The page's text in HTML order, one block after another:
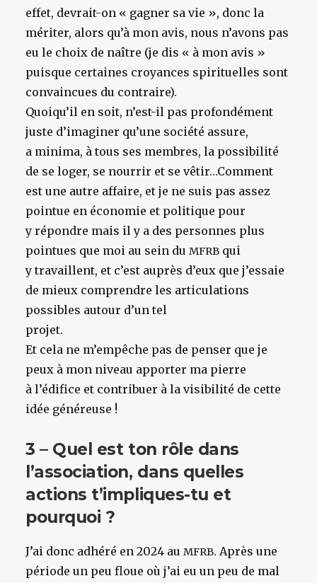
effet, devrait-on « gagner sa vie », donc la
mériter, alors qu’à mon avis, nous n’avons pas
eu le choix de naître (je dis « à mon avis »
puisque certaines croyances spirituelles sont
convaincues du contraire).
Quoiqu’il en soit, n’est-il pas profondément
juste d’imaginer qu’une société assure,
a minima, à tous ses membres, la possibilité
de se loger, se nourrir et se vêtir…Comment
est une autre affaire, et je ne suis pas assez
pointue en économie et politique pour
y répondre mais il y a des personnes plus
pointues que moi au sein du MFRB qui
y travaillent, et c’est auprès d’eux que j’essaie
de mieux comprendre les articulations
possibles autour d’un tel
projet.
Et cela ne m’empêche pas de penser que je
peux à mon niveau apporter ma pierre
à l’édifice et contribuer à la visibilité de cette
idée généreuse !
3 – Quel est ton rôle dans
l’association, dans quelles
actions t’impliques-tu et
pourquoi ?
J’ai donc adhéré en 2024 au MFRB. Après une
période un peu floue où j’ai eu un peu de mal